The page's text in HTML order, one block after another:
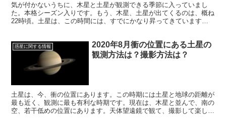
気が付かないうちに、木星と土星が観測できる季節に入っていまし
た。本格シーズン入りです。もう、木星、土星が出てくるのは、概ね
22時頃。土星は、この時間には、すでにかなり昇ってきています。
惑星に関する情報
2020年8月衝の位置にある土星の
観測方法は？撮影方法は？
土星は、今、衝の位置にあります。この時期には土星と地球の距離が
最も近く、観測に最も有利な時期です。現在は、木星と並んで、南の
空、若干低めの位置にあります。天体望遠鏡で観て、撮影して楽しみ